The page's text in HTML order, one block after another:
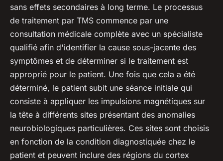
sans effets secondaires à long terme. Le processus
de traitement par TMS commence par une
consultation médicale complète avec un spécialiste
qualifié afin d'identifier la cause sous-jacente des
symptômes et de déterminer si le traitement est
approprié pour le patient. Une fois que cela a été
déterminé, le patient subit une séance initiale qui
consiste à appliquer les impulsions magnétiques sur
la tête à différents sites présentant des anomalies
neurobiologiques particulières. Ces sites sont choisis
en fonction de la condition diagnostiquée chez le
patient et peuvent inclure des régions du cortex